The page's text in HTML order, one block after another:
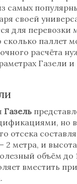
самых
своей
для перевозки
сколько паллет
расчёта
Газели
Газель
но
отсека
метра, и высота
объём до
вместить